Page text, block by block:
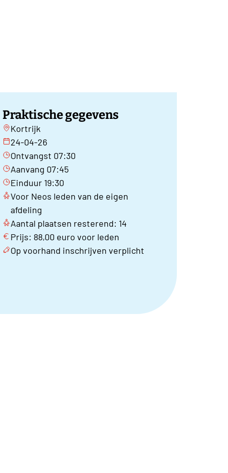
Praktische gegevens
Kortrijk
24-04-26
Ontvangst 07:30
Aanvang 07:45
Einduur 19:30
Voor Neos leden van de eigen
afdeling
Aantal plaatsen resterend: 14
Prijs: 88,00 euro voor leden
Op voorhand inschrijven verplicht